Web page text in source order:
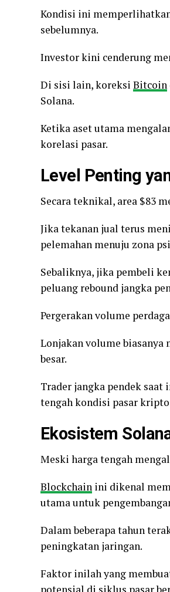
Kondisi ini
sebelumnya.
Investor kini cenderung
Di sisi lain, koreksi Bitcoin
Solana.
Ketika aset utama
korelasi pasar.
Level Penting
Secara teknikal, area $83
Jika tekanan jual terus
pelemahan menuju zona
Sebaliknya, jika pembeli
peluang rebound jangka
Pergerakan volume
Lonjakan volume biasanya
besar.
Trader jangka pendek
tengah kondisi pasar
Ekosistem
Meski harga tengah
Blockchain ini dikenal
utama untuk
Dalam beberapa tahun
peningkatan jaringan.
Faktor inilah yang
potensial di siklus pasar